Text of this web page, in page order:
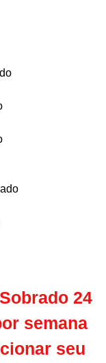
24
semana
seu